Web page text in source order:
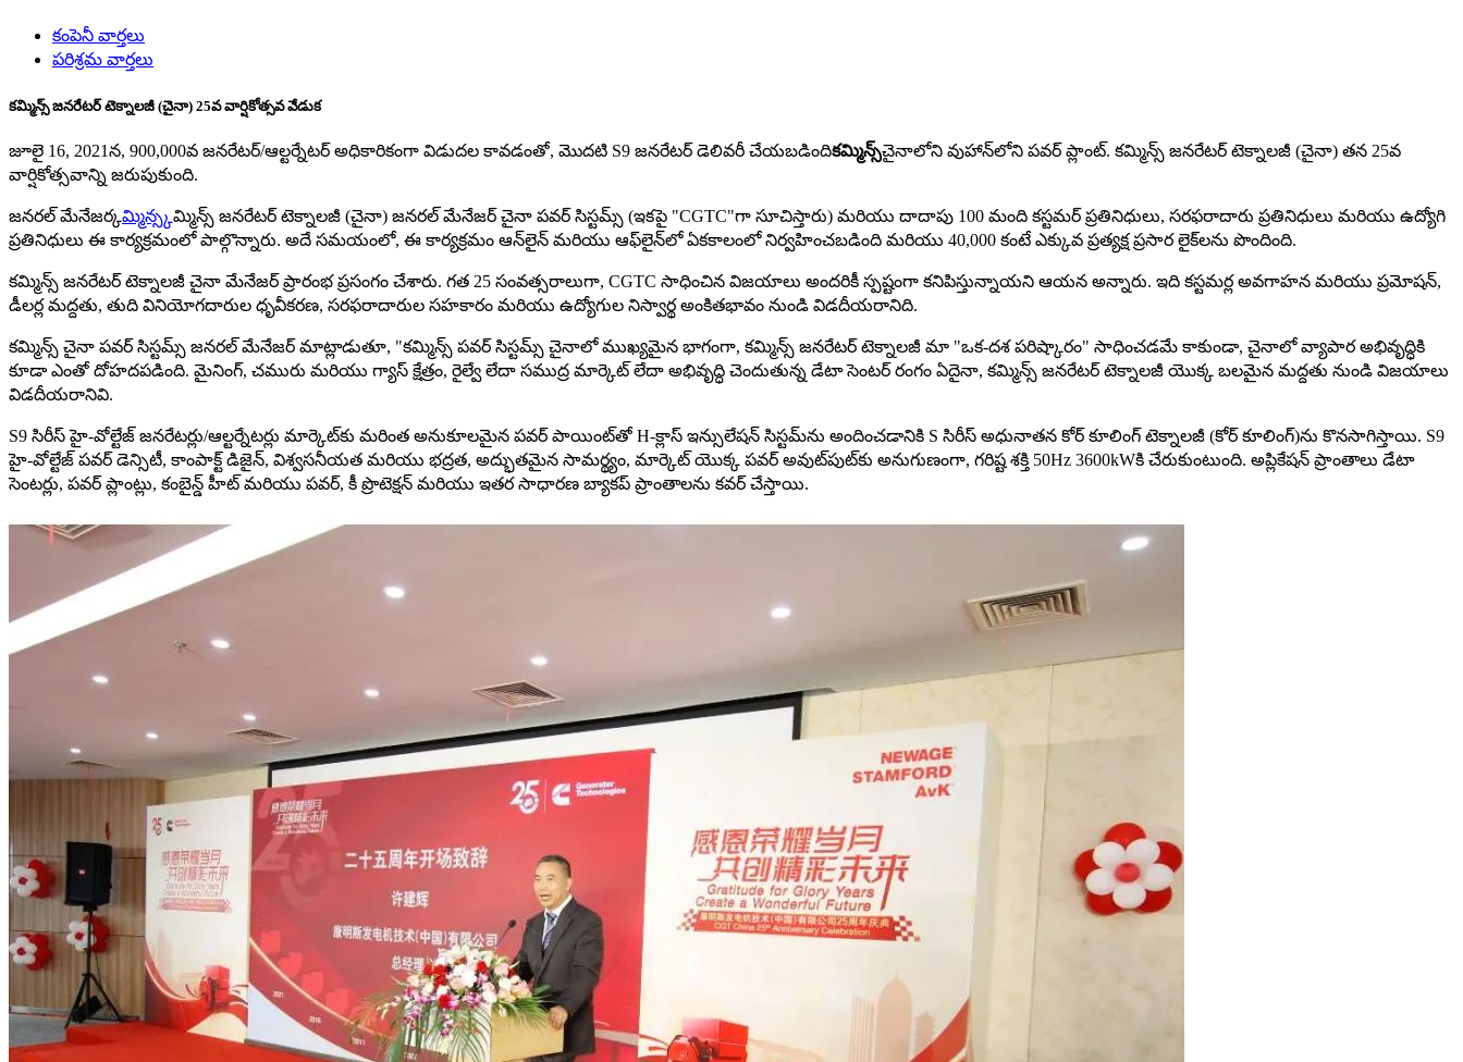
కంపెనీ వార్తలు
పరిశ్రమ వార్తలు
కమ్మిన్స్ జనరేటర్ టెక్నాలజీ (చైనా) 25వ వార్షికోత్సవ వేడుక
జూలై 16, 2021న, 900,000వ జనరేటర్/ఆల్టర్నేటర్ అధికారికంగా విడుదల కావడంతో, మొదటి S9 జనరేటర్ డెలివరీ చేయబడిందికమ్మిన్స్చైనాలోని వుహాన్‌లోని పవర్ ప్లాంట్. కమ్మిన్స్ జనరేటర్ టెక్నాలజీ (చైనా) తన 25వ
వార్షికోత్సవాన్ని జరుపుకుంది.
జనరల్ మేనేజర్కమ్మిన్స్ కమ్మిన్స్ జనరేటర్ టెక్నాలజీ (చైనా) జనరల్ మేనేజర్ చైనా పవర్ సిస్టమ్స్ (ఇకపై "CGTC"గా సూచిస్తారు) మరియు దాదాపు 100 మంది కస్టమర్ ప్రతినిధులు, సరఫరాదారు ప్రతినిధులు మరియు ఉద్యోగి
ప్రతినిధులు ఈ కార్యక్రమంలో పాల్గొన్నారు. అదే సమయంలో, ఈ కార్యక్రమం ఆన్‌లైన్ మరియు ఆఫ్‌లైన్‌లో ఏకకాలంలో నిర్వహించబడింది మరియు 40,000 కంటే ఎక్కువ ప్రత్యక్ష ప్రసార లైక్‌లను పొందింది.
కమ్మిన్స్ జనరేటర్ టెక్నాలజీ చైనా మేనేజర్ ప్రారంభ ప్రసంగం చేశారు. గత 25 సంవత్సరాలుగా, CGTC సాధించిన విజయాలు అందరికీ స్పష్టంగా కనిపిస్తున్నాయని ఆయన అన్నారు. ఇది కస్టమర్ల అవగాహన మరియు ప్రమోషన్,
డీలర్ల మద్దతు, తుది వినియోగదారుల ధృవీకరణ, సరఫరాదారుల సహకారం మరియు ఉద్యోగుల నిస్వార్థ అంకితభావం నుండి విడదీయరానిది.
కమ్మిన్స్ చైనా పవర్ సిస్టమ్స్ జనరల్ మేనేజర్ మాట్లాడుతూ, "కమ్మిన్స్ పవర్ సిస్టమ్స్ చైనాలో ముఖ్యమైన భాగంగా, కమ్మిన్స్ జనరేటర్ టెక్నాలజీ మా "ఒక-దశ పరిష్కారం" సాధించడమే కాకుండా, చైనాలో వ్యాపార అభివృద్ధికి
కూడా ఎంతో దోహదపడింది. మైనింగ్, చమురు మరియు గ్యాస్ క్షేత్రం, రైల్వే లేదా సముద్ర మార్కెట్ లేదా అభివృద్ధి చెందుతున్న డేటా సెంటర్ రంగం ఏదైనా, కమ్మిన్స్ జనరేటర్ టెక్నాలజీ యొక్క బలమైన మద్దతు నుండి విజయాలు
విడదీయరానివి.
S9 సిరీస్ హై-వోల్టేజ్ జనరేటర్లు/ఆల్టర్నేటర్లు మార్కెట్‌కు మరింత అనుకూలమైన పవర్ పాయింట్‌తో H-క్లాస్ ఇన్సులేషన్ సిస్టమ్‌ను అందించడానికి S సిరీస్ అధునాతన కోర్ కూలింగ్ టెక్నాలజీ (కోర్ కూలింగ్)ను కొనసాగిస్తాయి. S9
హై-వోల్టేజ్ పవర్ డెన్సిటీ, కాంపాక్ట్ డిజైన్, విశ్వసనీయత మరియు భద్రత, అద్భుతమైన సామర్థ్యం, ​​మార్కెట్ యొక్క పవర్ అవుట్‌పుట్‌కు అనుగుణంగా, గరిష్ట శక్తి 50Hz 3600kWకి చేరుకుంటుంది. అప్లికేషన్ ప్రాంతాలు డేటా
సెంటర్లు, పవర్ ప్లాంట్లు, కంబైన్డ్ హీట్ మరియు పవర్, కీ ప్రొటెక్షన్ మరియు ఇతర సాధారణ బ్యాకప్ ప్రాంతాలను కవర్ చేస్తాయి.